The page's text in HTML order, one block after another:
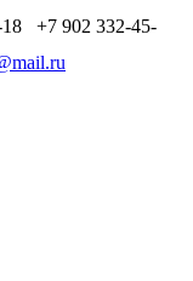
+7 902 332-45-